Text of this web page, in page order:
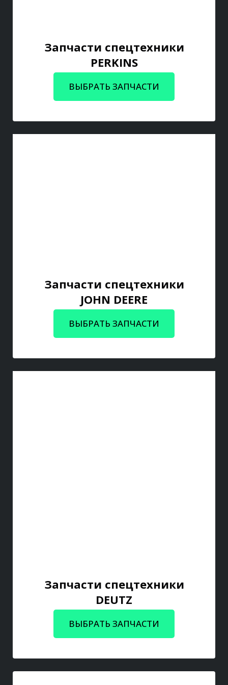
Запчасти спецтехники
PERKINS
ВЫБРАТЬ ЗАПЧАСТИ
Запчасти спецтехники
JOHN DEERE
ВЫБРАТЬ ЗАПЧАСТИ
Запчасти спецтехники
DEUTZ
ВЫБРАТЬ ЗАПЧАСТИ